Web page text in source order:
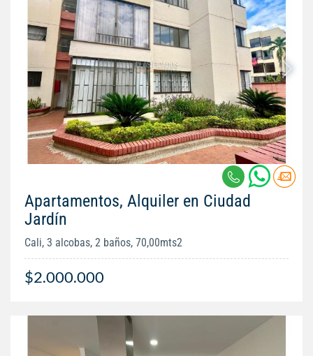
Apartamentos, Alquiler en Ciudad
Jardín
Cali, 3 alcobas, 2 baños, 70,00mts2
$2.000.000